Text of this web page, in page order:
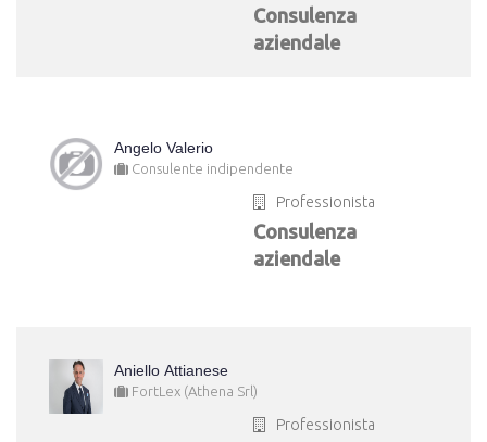
Consulenza
aziendale
Angelo Valerio
Consulente indipendente
Professionista
Consulenza
aziendale
Aniello Attianese
FortLex (Athena Srl)
Professionista